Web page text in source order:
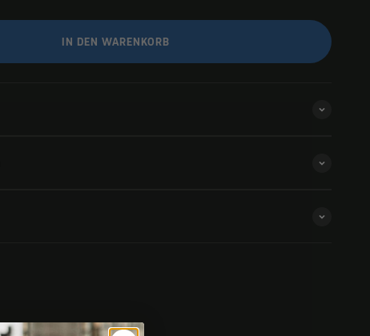
IN DEN WARENKORB